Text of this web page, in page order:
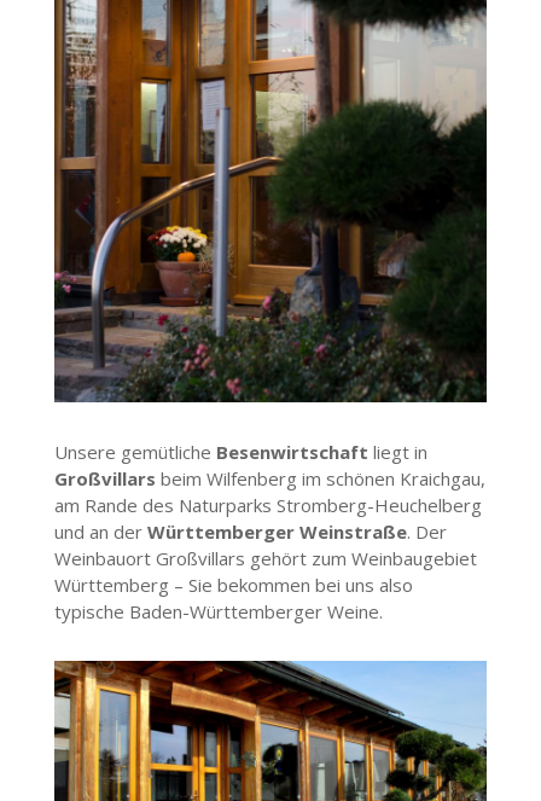
Unsere gemütliche Besenwirtschaft liegt in
Großvillars beim Wilfenberg im schönen Kraichgau,
am Rande des Naturparks Stromberg-Heuchelberg
und an der Württemberger Weinstraße. Der
Weinbauort Großvillars gehört zum Weinbaugebiet
Württemberg – Sie bekommen bei uns also
typische Baden-Württemberger Weine.